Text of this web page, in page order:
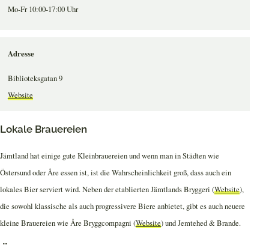
Mo-Fr 10:00-17:00 Uhr
Adresse
Biblioteksgatan 9
Website
Lokale Brauereien
Jämtland hat einige gute Kleinbrauereien und wenn man in Städten wie
Östersund oder Åre essen ist, ist die Wahrscheinlichkeit groß, dass auch ein
lokales Bier serviert wird. Neben der etablierten Jämtlands Bryggeri (Website),
die sowohl klassische als auch progressivere Biere anbietet, gibt es auch neuere
kleine Brauereien wie Åre Bryggcompagni (Website) und Jemtehed & Brande.